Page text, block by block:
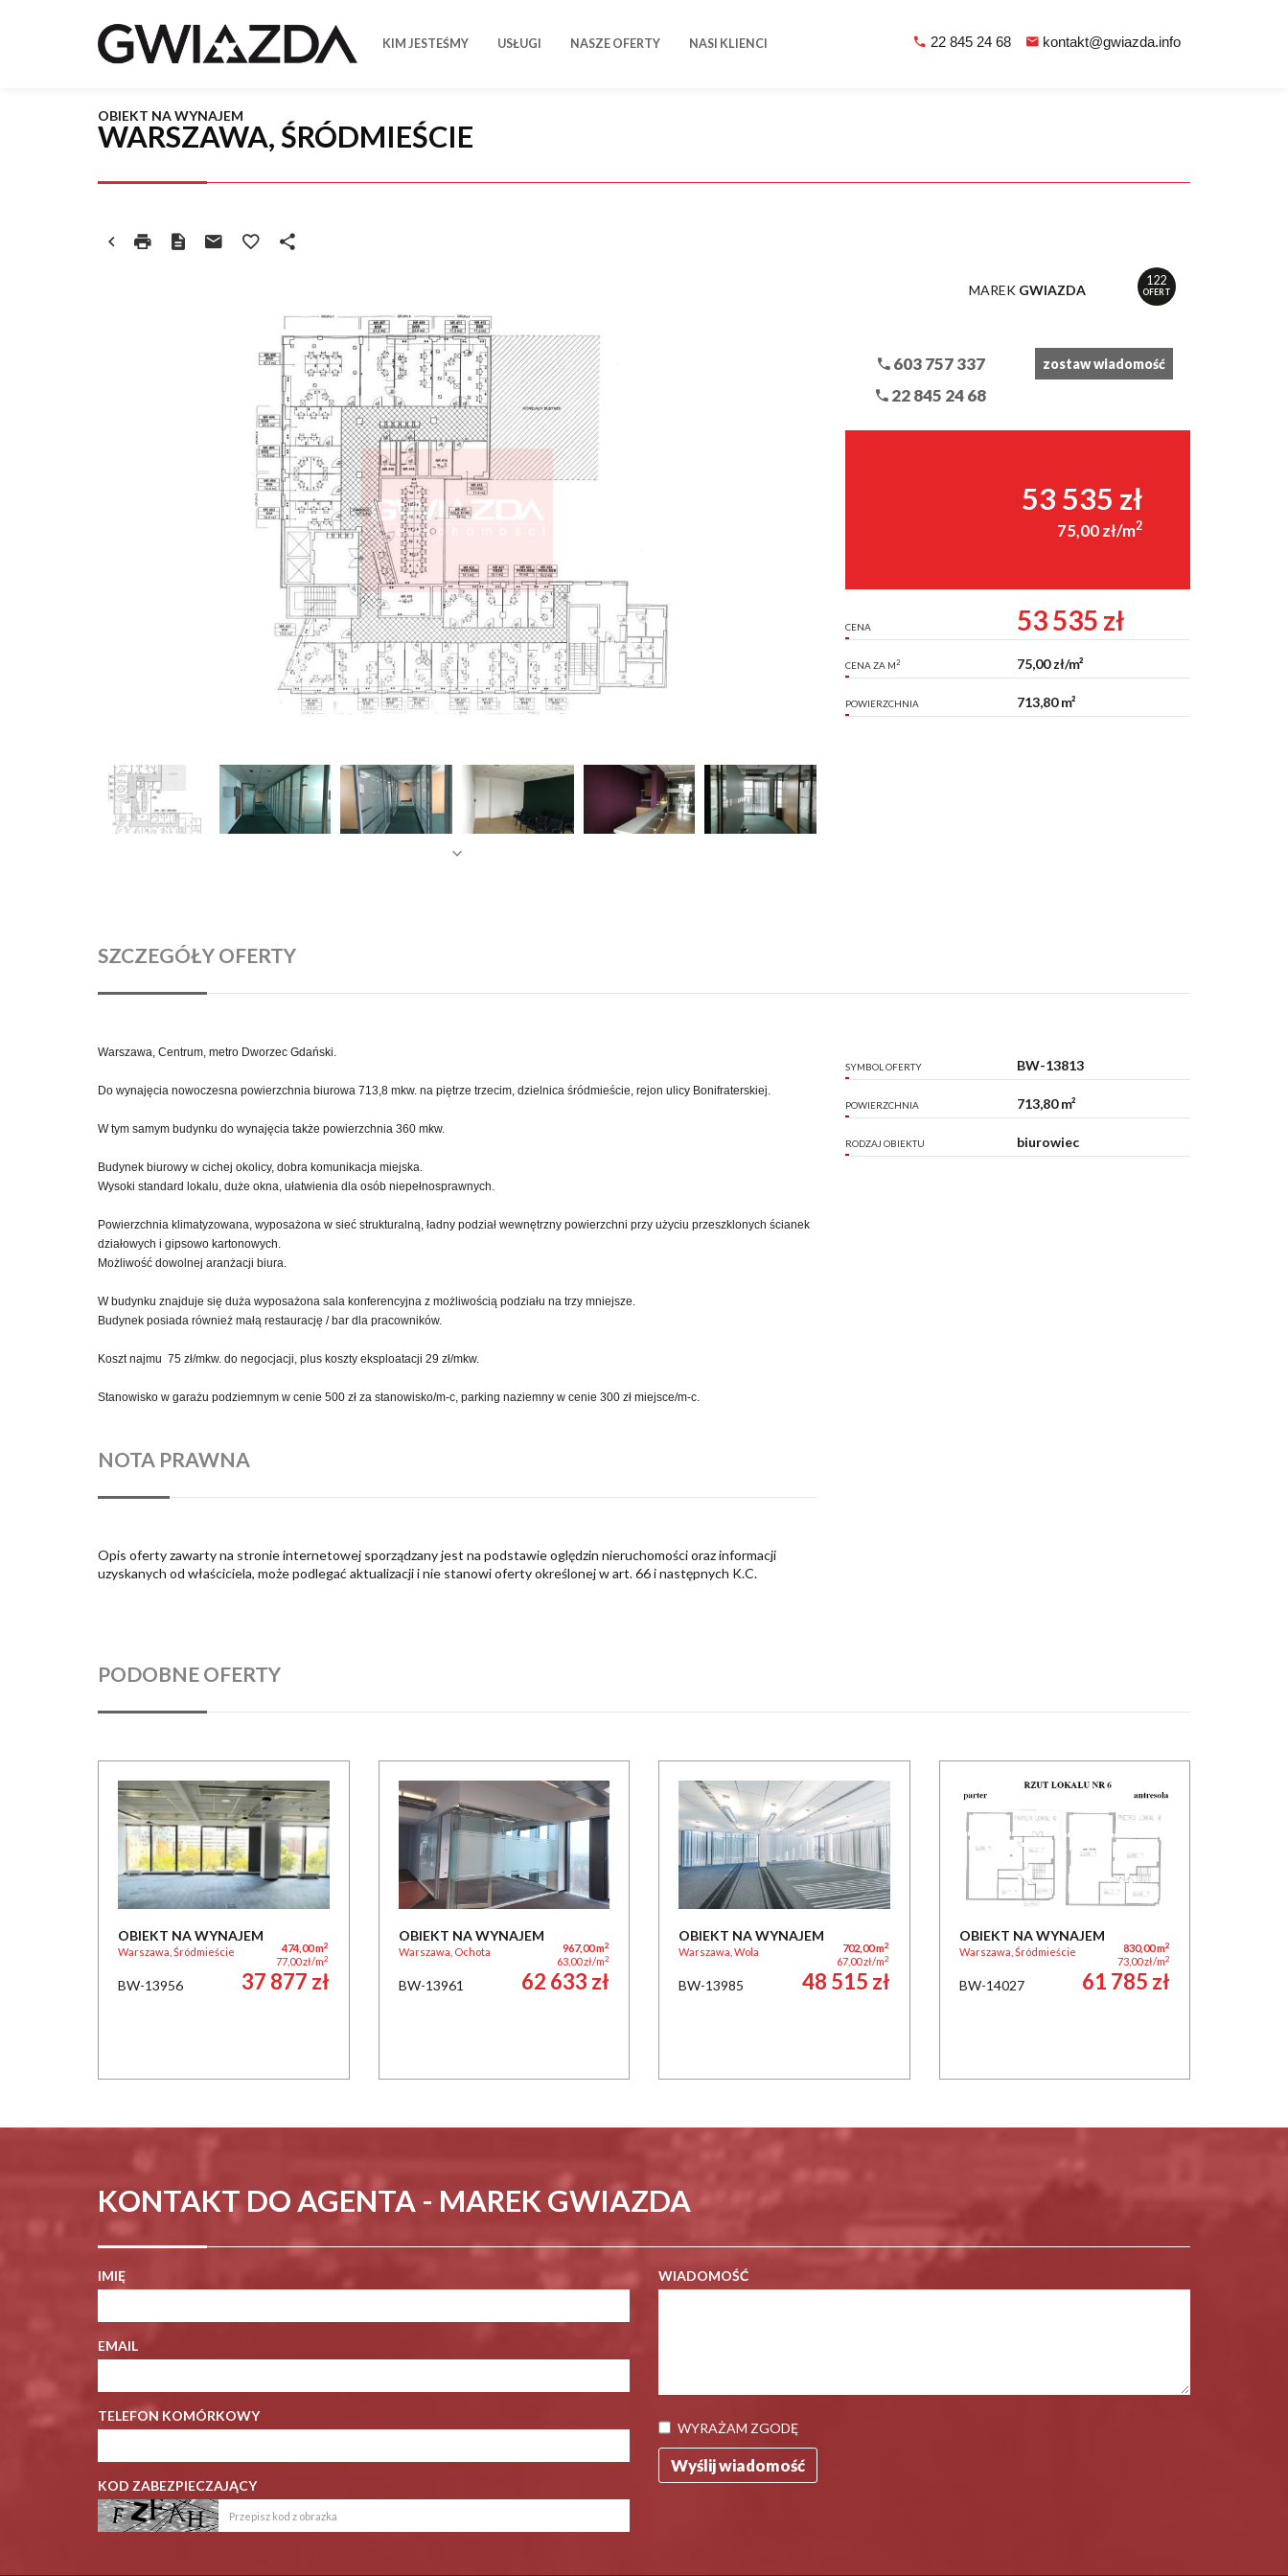
KIM JESTEŚMY USŁUGI NASZE OFERTY NASI KLIENCI 22 845 24 68 kontakt@gwiazda.info
WARSZAWA, ŚRÓDMIEŚCIE
OBIEKT NA WYNAJEM
122
OFERT
MAREK GWIAZDA
603 757 337
22 845 24 68
zostaw wiadomość
53 535 zł
75,00 zł/m2
CENA 53 535 zł
CENA ZA M2 75,00 zł/m²
POWIERZCHNIA 713,80 m²
SZCZEGÓŁY OFERTY
Warszawa, Centrum, metro Dworzec Gdański.
Do wynajęcia nowoczesna powierzchnia biurowa 713,8 mkw. na piętrze trzecim, dzielnica śródmieście, rejon ulicy Bonifraterskiej.
W tym samym budynku do wynajęcia także powierzchnia 360 mkw.
Budynek biurowy w cichej okolicy, dobra komunikacja miejska.
Wysoki standard lokalu, duże okna, ułatwienia dla osób niepełnosprawnych.
Powierzchnia klimatyzowana, wyposażona w sieć strukturalną, ładny podział wewnętrzny powierzchni przy użyciu przeszklonych ścianek
działowych i gipsowo kartonowych.
Możliwość dowolnej aranżacji biura.
W budynku znajduje się duża wyposażona sala konferencyjna z możliwością podziału na trzy mniejsze.
Budynek posiada również małą restaurację / bar dla pracowników.
Koszt najmu 75 zł/mkw. do negocjacji, plus koszty eksploatacji 29 zł/mkw.
Stanowisko w garażu podziemnym w cenie 500 zł za stanowisko/m-c, parking naziemny w cenie 300 zł miejsce/m-c.
NOTA PRAWNA
Opis oferty zawarty na stronie internetowej sporządzany jest na podstawie oględzin nieruchomości oraz informacji
uzyskanych od właściciela, może podlegać aktualizacji i nie stanowi oferty określonej w art. 66 i następnych K.C.
SYMBOL OFERTY BW-13813
POWIERZCHNIA 713,80 m²
RODZAJ OBIEKTU biurowiec
PODOBNE OFERTY
OBIEKT NA WYNAJEM
Warszawa, Śródmieście 474,00 m2
77,00 zł/m2
BW-13956 37 877 zł
OBIEKT NA WYNAJEM
Warszawa, Ochota 967,00 m2
63,00 zł/m2
BW-13961 62 633 zł
OBIEKT NA WYNAJEM
Warszawa, Wola 702,00 m2
67,00 zł/m2
BW-13985 48 515 zł
OBIEKT NA WYNAJEM
Warszawa, Śródmieście 830,00 m2
73,00 zł/m2
BW-14027 61 785 zł
KONTAKT DO AGENTA - MAREK GWIAZDA
IMIĘ
EMAIL
TELEFON KOMÓRKOWY
KOD ZABEZPIECZAJĄCY
WIADOMOŚĆ
WYRAŻAM ZGODĘ